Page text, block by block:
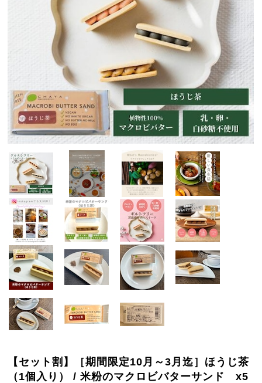
【セット割】［期間限定10月～3月迄］ほうじ茶
（1個入り） / 米粉のマクロビバターサンド x5